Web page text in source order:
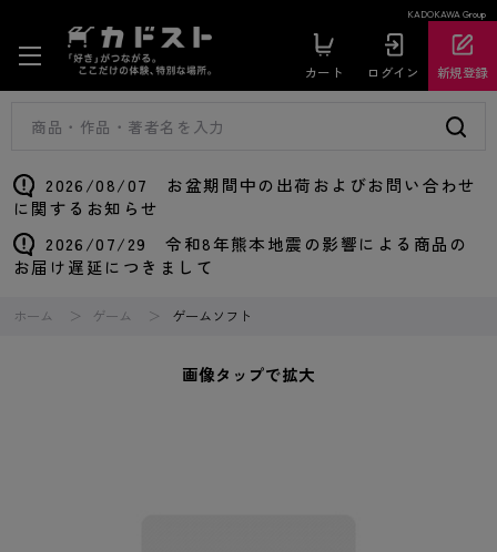
KADOKAWA Group
カート ログイン 新規登録
2026/08/07 お盆期間中の出荷およびお問い合わせ
に関するお知らせ
2026/07/29 令和8年熊本地震の影響による商品の
お届け遅延につきまして
ホーム ゲーム ゲームソフト
画像タップで拡大